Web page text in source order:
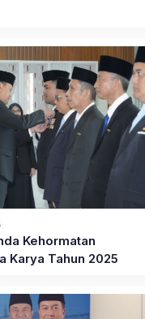
Kehormatan
Karya Tahun 2025